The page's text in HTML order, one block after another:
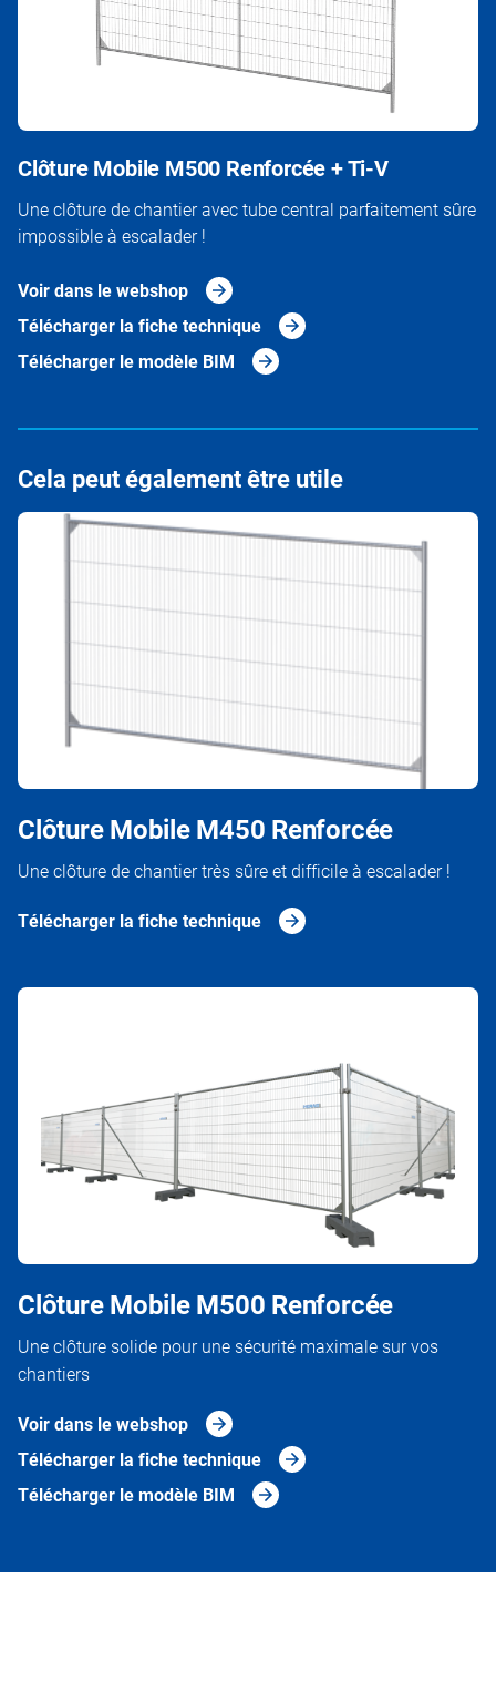
Clôture Mobile M500 Renforcée + Ti-V
Une clôture de chantier avec tube central parfaitement sûre
impossible à escalader !
Voir dans le webshop
Télécharger la fiche technique
Télécharger le modèle BIM
Cela peut également être utile
Clôture Mobile M450 Renforcée
Une clôture de chantier très sûre et difficile à escalader !
Télécharger la fiche technique
Clôture Mobile M500 Renforcée
Une clôture solide pour une sécurité maximale sur vos
chantiers
Voir dans le webshop
Télécharger la fiche technique
Télécharger le modèle BIM